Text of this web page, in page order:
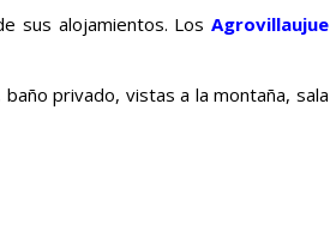
sus alojamientos. Los Agrovillaujue
privado, vistas a la montaña, sala